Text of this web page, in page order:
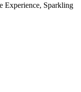
Experience, Sparkling